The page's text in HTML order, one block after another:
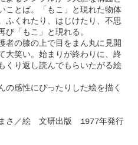
ことば。「もこ」と現れた物体
ふくれたり、はじけたり、不思
「もこ」と現れる。
の膝の上で目をまん丸に見開
大笑い。始まりが終わりに、終
くり返し読んでもらいたがる絵
感性にぴったりした絵を描く
さ／絵　文研出版　1977年発行